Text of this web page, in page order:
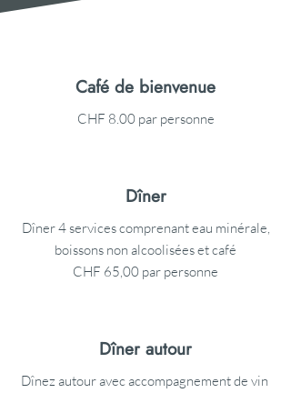
Café de bienvenue
CHF 8.00 par personne
Dîner
Dîner 4 services comprenant eau minérale,
boissons non alcoolisées et café
CHF 65,00 par personne
Dîner autour
Dînez autour avec accompagnement de vin